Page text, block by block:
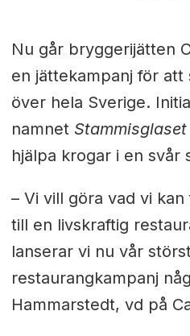
Nu går bryggerijätten
en jättekampanj för
över hela Sverige.
namnet Stammisglaset
hjälpa krogar i en svår
– Vi vill göra vad vi
till en livskraftig
lanserar vi nu vår
restaurangkampanj
Hammarstedt, vd på